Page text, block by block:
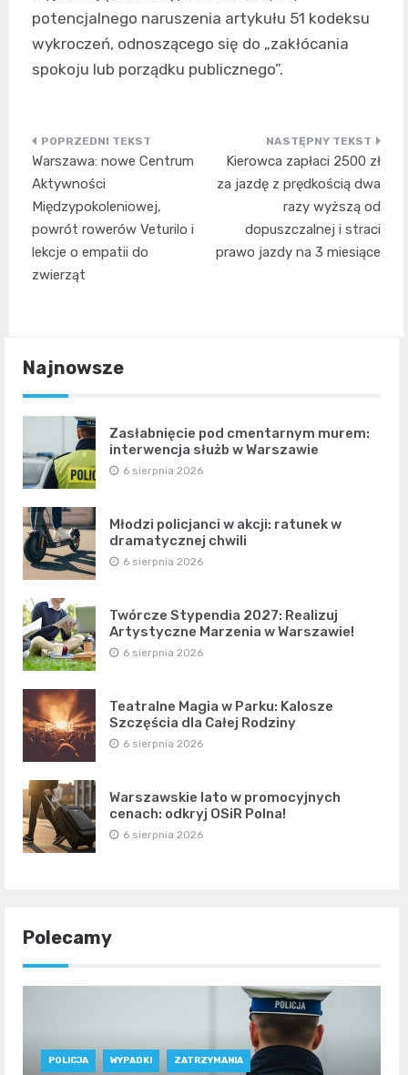
potencjalnego naruszenia artykułu 51 kodeksu
wykroczeń, odnoszącego się do „zakłócania
spokoju lub porządku publicznego”.
Nawigacja
wpisu
Warszawa: nowe Centrum
Aktywności
Międzypokoleniowej,
powrót rowerów Veturilo i
lekcje o empatii do
zwierząt
Kierowca zapłaci 2500 zł
za jazdę z prędkością dwa
razy wyższą od
dopuszczalnej i straci
prawo jazdy na 3 miesiące
Najnowsze
Zasłabnięcie pod cmentarnym murem:
interwencja służb w Warszawie
6 sierpnia 2026
Młodzi policjanci w akcji: ratunek w
dramatycznej chwili
6 sierpnia 2026
Twórcze Stypendia 2027: Realizuj
Artystyczne Marzenia w Warszawie!
6 sierpnia 2026
Teatralne Magia w Parku: Kalosze
Szczęścia dla Całej Rodziny
6 sierpnia 2026
Warszawskie lato w promocyjnych
cenach: odkryj OSiR Polna!
6 sierpnia 2026
Polecamy
POLICJA WYPADKI ZATRZYMANIA